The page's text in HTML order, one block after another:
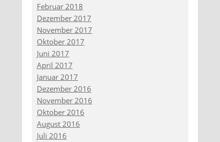
Februar 2018
Dezember 2017
November 2017
Oktober 2017
Juni 2017
April 2017
Januar 2017
Dezember 2016
November 2016
Oktober 2016
August 2016
Juli 2016